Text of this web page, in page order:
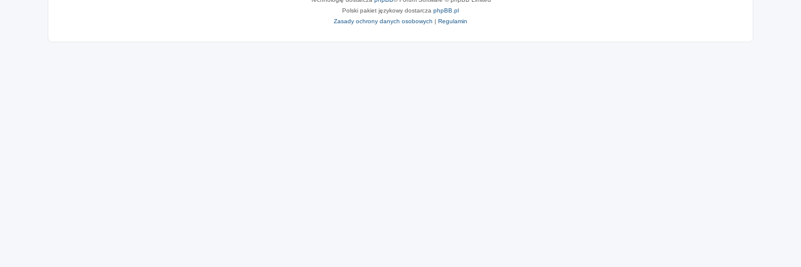
Polski pakiet językowy dostarcza phpBB.pl
Zasady ochrony danych osobowych | Regulamin